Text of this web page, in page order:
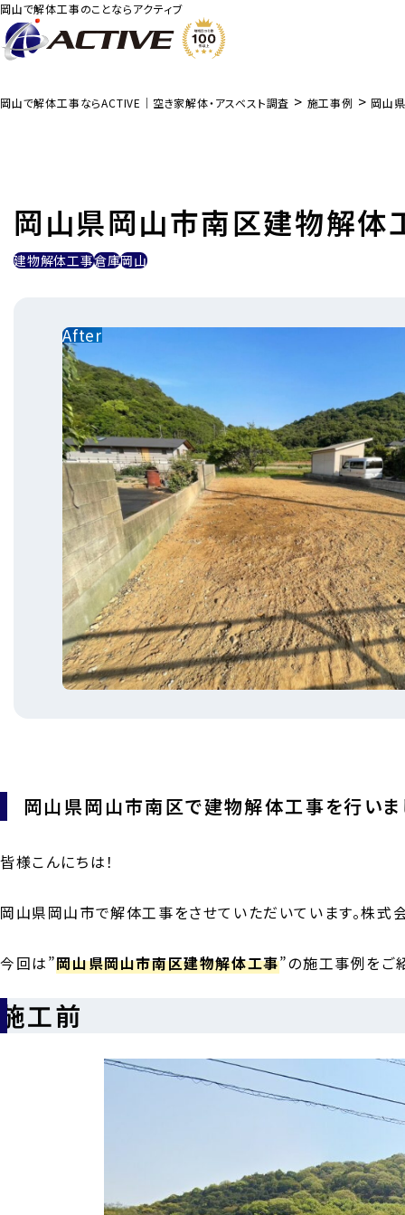
岡山で解体工事のことならアクティブ
岡山で解体工事ならACTIVE｜空き家解体・アスベスト調査 > 施工事例 > 岡山
岡山県岡山市南区建物解体
建物解体工事倉庫岡山
岡山県岡山市南区で建物解体工事を行いま
皆様こんにちは！
岡山県岡山市で解体工事をさせていただいています。株式会
今回は”岡山県岡山市南区建物解体工事”の施工事例をご
施工前